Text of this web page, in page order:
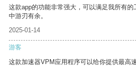
这款app的功能非常强大，可以满足我所有
中游刃有余。
2025-01-14
游客
这款加速器VPM应用程序可以给你提供最高